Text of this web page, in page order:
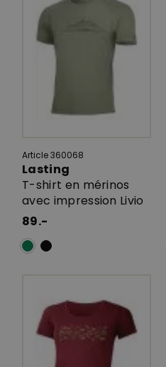
Article 360068
Lasting
T-shirt en mérinos
avec impression Livio
89.-